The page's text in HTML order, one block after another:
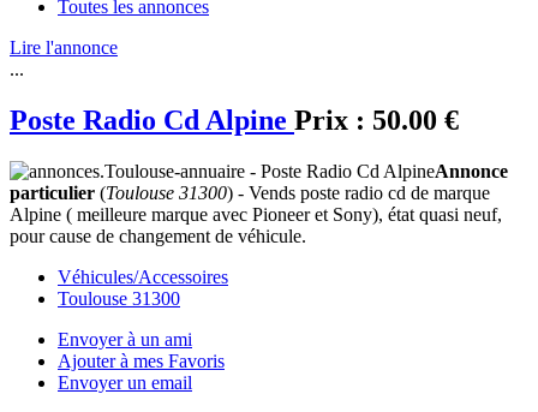
Toutes les annonces
Lire l'annonce
...
Poste Radio Cd Alpine Prix : 50.00 €
Annonce
particulier (Toulouse 31300) - Vends poste radio cd de marque
Alpine ( meilleure marque avec Pioneer et Sony), état quasi neuf,
pour cause de changement de véhicule.
Véhicules/Accessoires
Toulouse 31300
Envoyer à un ami
Ajouter à mes Favoris
Envoyer un email